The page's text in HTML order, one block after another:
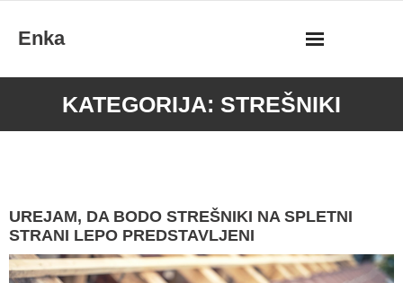
Enka
KATEGORIJA: STREŠNIKI
UREJAM, DA BODO STREŠNIKI NA SPLETNI
STRANI LEPO PREDSTAVLJENI